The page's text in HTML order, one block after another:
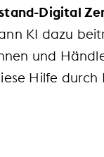
Digital
KI dazu
und
Hilfe durch